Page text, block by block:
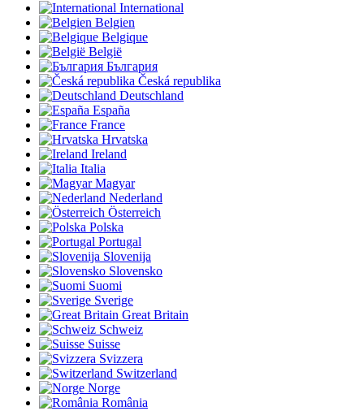
International
Belgien
Belgique
België
България
Česká republika
Deutschland
España
France
Hrvatska
Ireland
Italia
Magyar
Nederland
Österreich
Polska
Portugal
Slovenija
Slovensko
Suomi
Sverige
Great Britain
Schweiz
Suisse
Svizzera
Switzerland
Norge
România